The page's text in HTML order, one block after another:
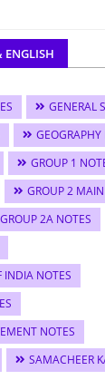
ENGLISH
GENERAL
GEOGRAPHY
GROUP 1
GROUP 2
GROUP 2A NOTES
INDIA NOTES
NOTES
SAMACHEER